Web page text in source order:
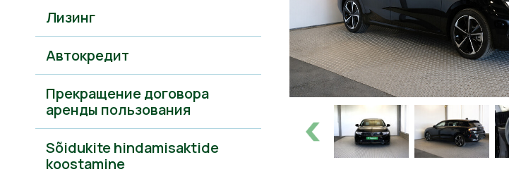
Лизинг
Автокредит
Прекращение договора
аренды пользования
Sõidukite hindamisaktide
koostamine